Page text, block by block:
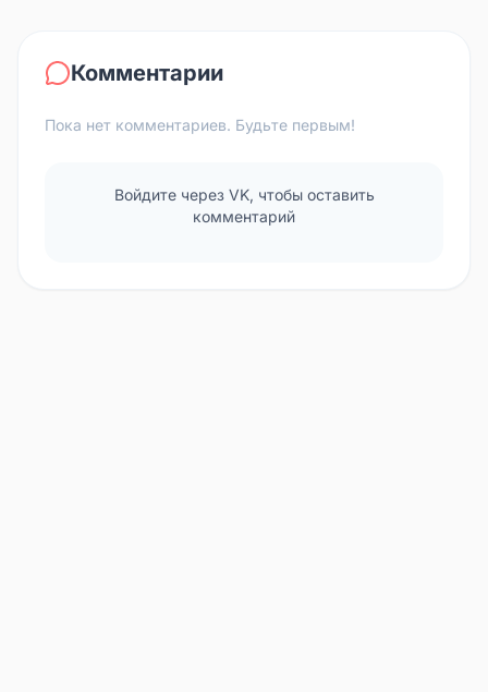
Комментарии
Пока нет комментариев. Будьте первым!
Войдите через VK, чтобы оставить
комментарий